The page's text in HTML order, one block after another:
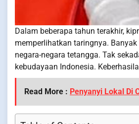
Dalam beberapa tahun terakhir,
memperlihatkan taringnya.
negara-negara tetangga. Tak
kebudayaan Indonesia.
Read More : Penyanyi Lokal Di